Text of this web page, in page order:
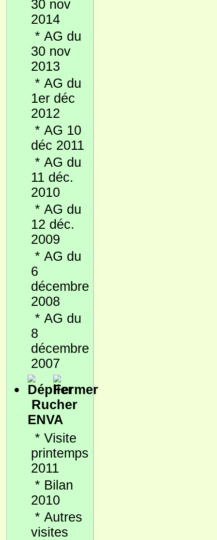
30 nov
2014
* AG du
30 nov
2013
* AG du
1er déc
2012
* AG 10
déc 2011
* AG du
11 déc.
2010
* AG du
12 déc.
2009
* AG du
6
décembre
2008
* AG du
8
décembre
2007
Rucher
ENVA
* Visite
printemps
2011
* Bilan
2010
* Autres
visites